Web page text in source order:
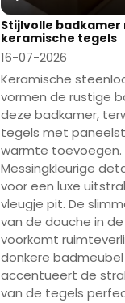
Play Mute
Stijlvolle badkamer
keramische tegels
16-07-2026
Keramische
vormen de rustige
deze badkamer,
tegels met
warmte toevoegen.
Messingkleurige
voor een luxe
vleugje pit. De
van de douche in
voorkomt
donkere badmeubel
accentueert de
van de tegels